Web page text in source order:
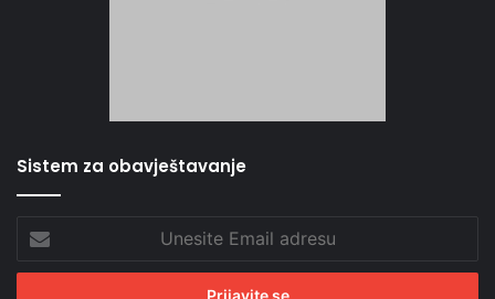
Sistem za obavještavanje
Email
adresu